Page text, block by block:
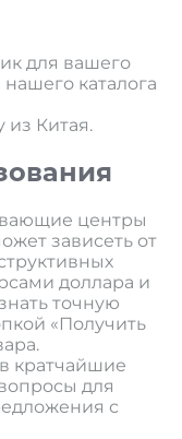
для вашего
каталога
Китая.
центры
зависеть от
доллара и
точную
«Получить
кратчайшие
для
с